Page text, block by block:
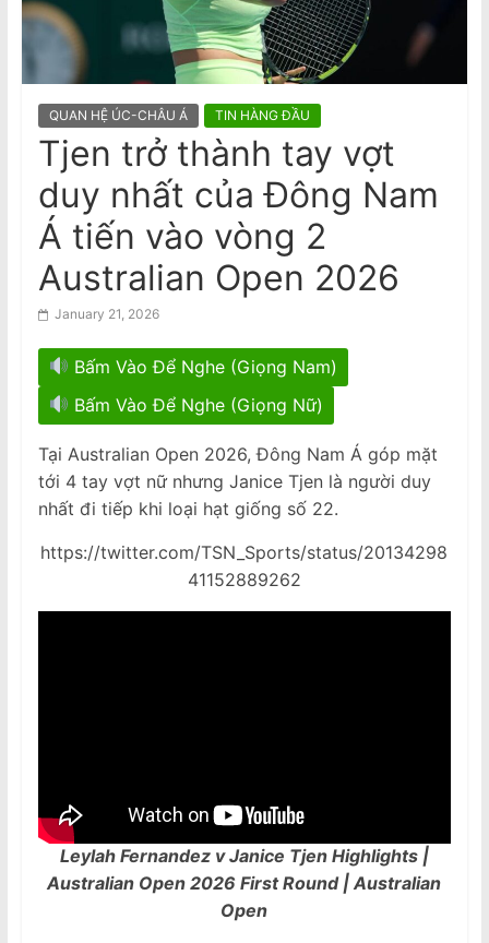
s
e
N
e
w
s
p
p
e
r
National Stroke Week: 6 Loại thực
phẩm giúp ngăn ngừa các cơn đột
quỵ, tử vong
QUAN HỆ ÚC-CHÂU Á TIN HÀNG ĐẦU
Tjen trở thành tay vợt
duy nhất của Đông Nam
Á tiến vào vòng 2
Australian Open 2026
January 21, 2026
Bấm Vào Để Nghe (Giọng Nam)
Bấm Vào Để Nghe (Giọng Nữ)
Tại Australian Open 2026, Đông Nam Á góp mặt
tới 4 tay vợt nữ nhưng Janice Tjen là người duy
nhất đi tiếp khi loại hạt giống số 22.
https://twitter.com/TSN_Sports/status/20134298
41152889262
Leylah Fernandez v Janice Tjen Highlights |
Australian Open 2026 First Round | Australian
Open